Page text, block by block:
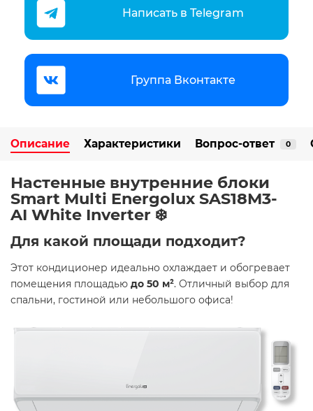
Написать в Telegram
Группа Вконтакте
Описание Характеристики Вопрос-ответ 0
Настенные внутренние блоки
Smart Multi Energolux SAS18M3-
AI White Inverter ❄️
Для какой площади подходит?
Этот кондиционер идеально охлаждает и обогревает
помещения площадью до 50 м². Отличный выбор для
спальни, гостиной или небольшого офиса!